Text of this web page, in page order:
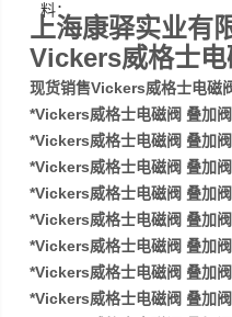
料：
上海康驿实业有
Vickers威格士电
现货销售Vickers威格士电磁
*Vickers威格士电磁阀 叠加
*Vickers威格士电磁阀 叠加
*Vickers威格士电磁阀 叠加
*Vickers威格士电磁阀 叠加
*Vickers威格士电磁阀 叠加
*Vickers威格士电磁阀 叠加
*Vickers威格士电磁阀 叠加
*Vickers威格士电磁阀 叠加